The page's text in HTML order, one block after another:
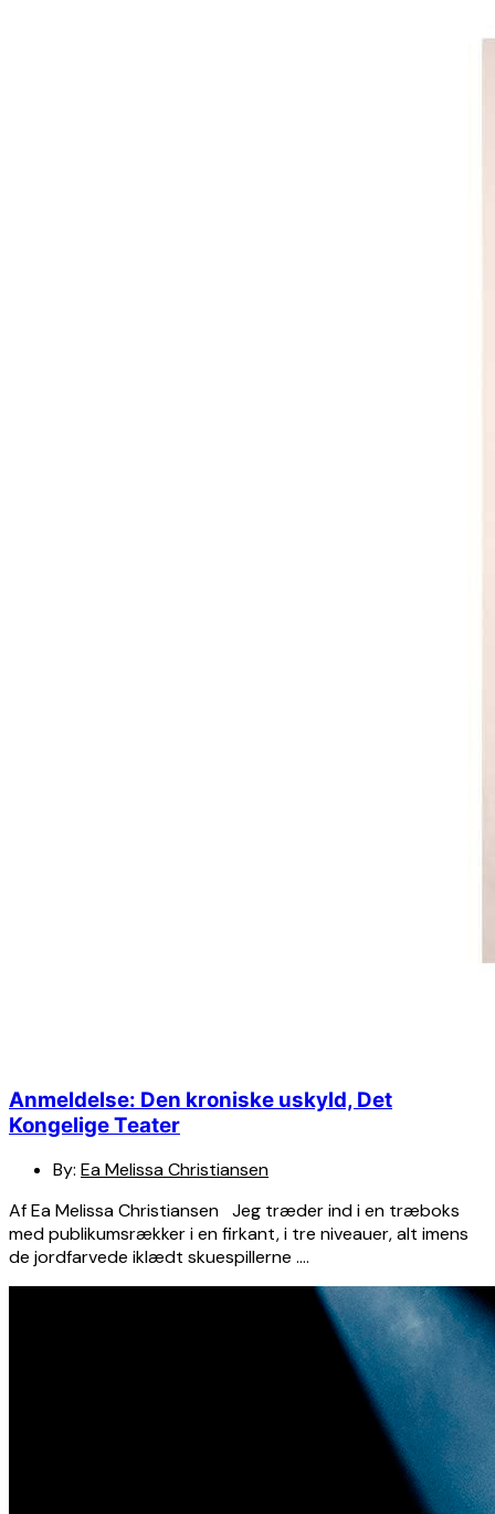
Anmeldelse: Den kroniske uskyld, Det
Kongelige Teater
By: Ea Melissa Christiansen
Af Ea Melissa Christiansen Jeg træder ind i en træboks
med publikumsrækker i en firkant, i tre niveauer, alt imens
de jordfarvede iklædt skuespillerne ….